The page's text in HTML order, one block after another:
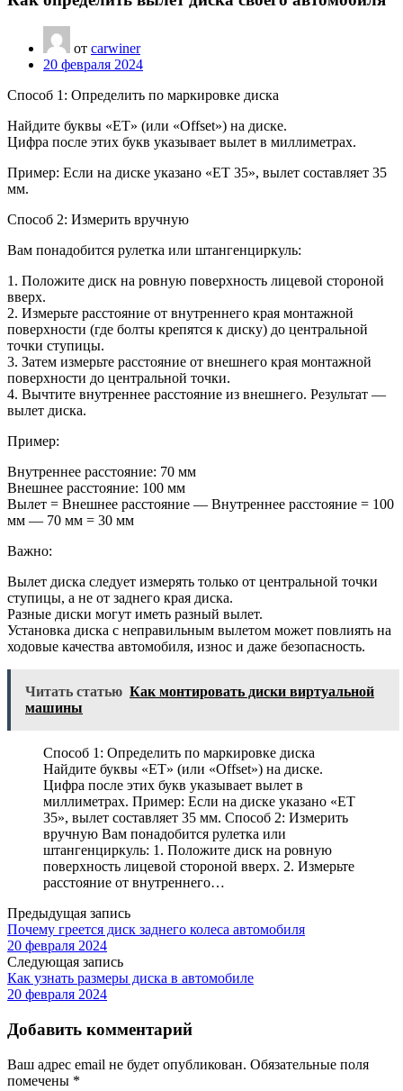
от carwiner
20 февраля 2024
Способ 1: Определить по маркировке диска
Найдите буквы «ET» (или «Offset») на диске.
Цифра после этих букв указывает вылет в миллиметрах.
Пример: Если на диске указано «ET 35», вылет составляет 35
мм.
Способ 2: Измерить вручную
Вам понадобится рулетка или штангенциркуль:
1. Положите диск на ровную поверхность лицевой стороной
вверх.
2. Измерьте расстояние от внутреннего края монтажной
поверхности (где болты крепятся к диску) до центральной
точки ступицы.
3. Затем измерьте расстояние от внешнего края монтажной
поверхности до центральной точки.
4. Вычтите внутреннее расстояние из внешнего. Результат —
вылет диска.
Пример:
Внутреннее расстояние: 70 мм
Внешнее расстояние: 100 мм
Вылет = Внешнее расстояние — Внутреннее расстояние = 100
мм — 70 мм = 30 мм
Важно:
Вылет диска следует измерять только от центральной точки
ступицы, а не от заднего края диска.
Разные диски могут иметь разный вылет.
Установка диска с неправильным вылетом может повлиять на
ходовые качества автомобиля, износ и даже безопасность.
Читать статью Как монтировать диски виртуальной
машины
Способ 1: Определить по маркировке диска
Найдите буквы «ET» (или «Offset») на диске.
Цифра после этих букв указывает вылет в
миллиметрах. Пример: Если на диске указано «ET
35», вылет составляет 35 мм. Способ 2: Измерить
вручную Вам понадобится рулетка или
штангенциркуль: 1. Положите диск на ровную
поверхность лицевой стороной вверх. 2. Измерьте
расстояние от внутреннего…
Предыдущая запись
Почему греется диск заднего колеса автомобиля
20 февраля 2024
Следующая запись
Как узнать размеры диска в автомобиле
20 февраля 2024
Добавить комментарий
Ваш адрес email не будет опубликован. Обязательные поля
помечены *